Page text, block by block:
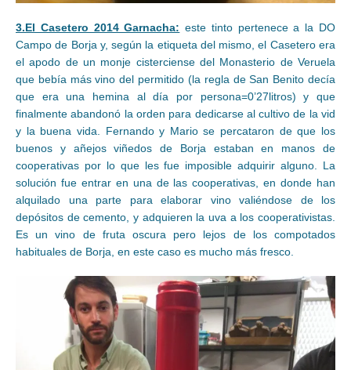
3.El Casetero 2014 Garnacha: este tinto pertenece a la DO
Campo de Borja y, según la etiqueta del mismo, el Casetero era
el apodo de un monje cisterciense del Monasterio de Veruela
que bebía más vino del permitido (la regla de San Benito decía
que era una hemina al día por persona=0’27litros) y que
finalmente abandonó la orden para dedicarse al cultivo de la vid
y la buena vida. Fernando y Mario se percataron de que los
buenos y añejos viñedos de Borja estaban en manos de
cooperativas por lo que les fue imposible adquirir alguno. La
solución fue entrar en una de las cooperativas, en donde han
alquilado una parte para elaborar vino valiéndose de los
depósitos de cemento, y adquieren la uva a los cooperativistas.
Es un vino de fruta oscura pero lejos de los compotados
habituales de Borja, en este caso es mucho más fresco.